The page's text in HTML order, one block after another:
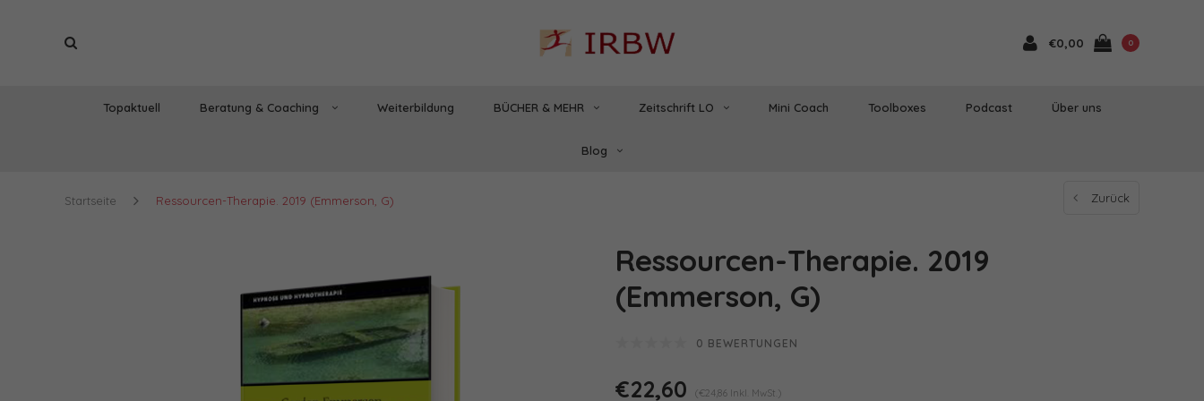
€0,00 0
Topaktuell Beratung & Coaching Weiterbildung BÜCHER & MEHR Zeitschrift LO Mini Coach Toolboxes Podcast Über uns
Blog
Startseite Ressourcen-Therapie. 2019 (Emmerson, G) Zurück
Ressourcen-Therapie. 2019
(Emmerson, G)
0 BEWERTUNGEN
€22,60 (€24,86 Inkl. MwSt.)